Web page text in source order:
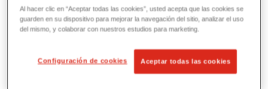
Herramientas de servicios públicos y de
View All Herramientas de servicios
Al hacer clic en “Aceptar todas las cookies”, usted acepta que las cookies se
guarden en su dispositivo para mejorar la navegación del sitio, analizar el uso
del mismo, y colaborar con nuestros estudios para marketing.
Configuración de cookies Aceptar todas las cookies